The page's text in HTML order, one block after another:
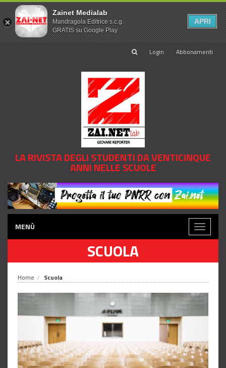
Login Abbonamenti
LA RIVISTA DEGLI STUDENTI DA VENTICINQUE
ANNI NELLE SCUOLE
MENÙ
Toggle
SCUOLA
Home Scuola
Zainet Medialab
Mandragola Editrice s.c.g.
GRATIS su Google Play
APRI